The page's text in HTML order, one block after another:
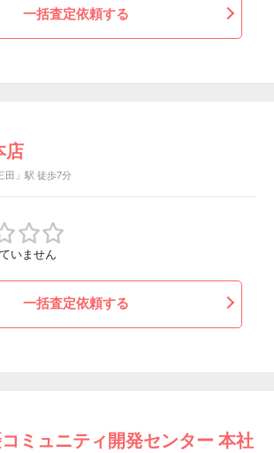
一括査定依頼する
店
田」駅 徒歩7分
いません
一括査定依頼する
ミュニティ開発センター 本社